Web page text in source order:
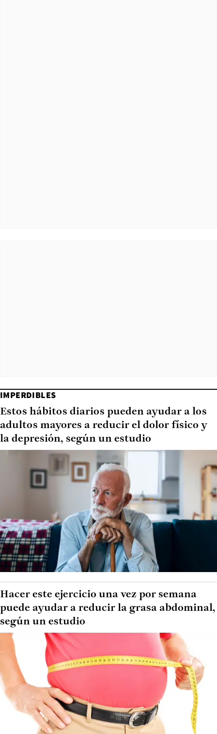
IMPERDIBLES
Estos hábitos diarios pueden ayudar a los
adultos mayores a reducir el dolor físico y
la depresión, según un estudio
Hacer este ejercicio una vez por semana
puede ayudar a reducir la grasa abdominal,
según un estudio